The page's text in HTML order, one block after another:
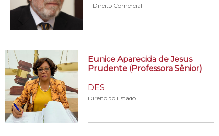
Direito Comercial
Eunice Aparecida de Jesus
Prudente (Professora Sênior)
DES
Direito do Estado